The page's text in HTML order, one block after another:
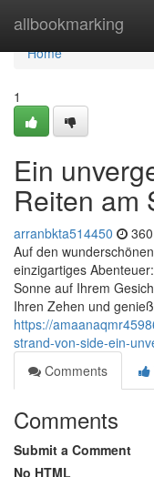
allbookmarking
Home
Home
1
Ein
Reiten am
arranbkta514450
Auf den
einzigartiges
Sonne auf Ihrem
Ihren Zehen und
https://
strand-von-side-ein-
Comments
Comments
Submit a Comment
No HTML